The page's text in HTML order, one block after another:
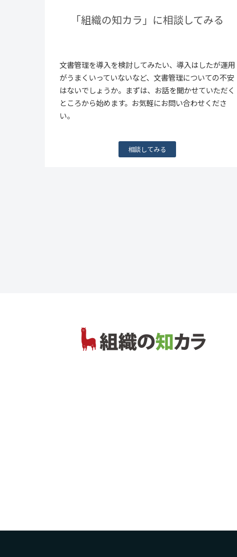
「組織の知カラ」に相談してみる
文書管理を導入を検討してみたい、導入はしたが運用
がうまくいっていないなど、文書管理についての不安
はないでしょうか。まずは、お話を聞かせていただく
ところから始めます。お気軽にお問い合わせくださ
い。
相談してみる